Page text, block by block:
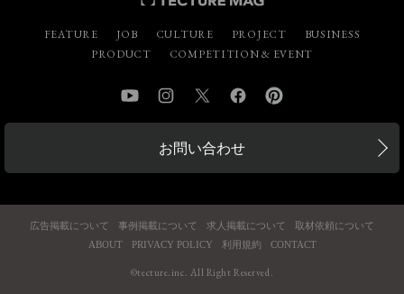
FEATURE JOB CULTURE PROJECT
BUSINESS
PRODUCT
COMPETITION & EVENT
YouTube InstagramTwitter Facebook
お問い合わせ
広告掲載について 事例掲載について 求人掲載について
取材依頼について
ABOUT
PRIVACY POLICY 利用規約 CONTACT
©tecture.inc. All Right Reserved.